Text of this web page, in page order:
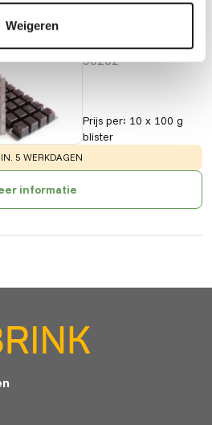
Weigeren
90202
Prijs per: 10 x 100 g
blister
5 WERKDAGEN
informatie